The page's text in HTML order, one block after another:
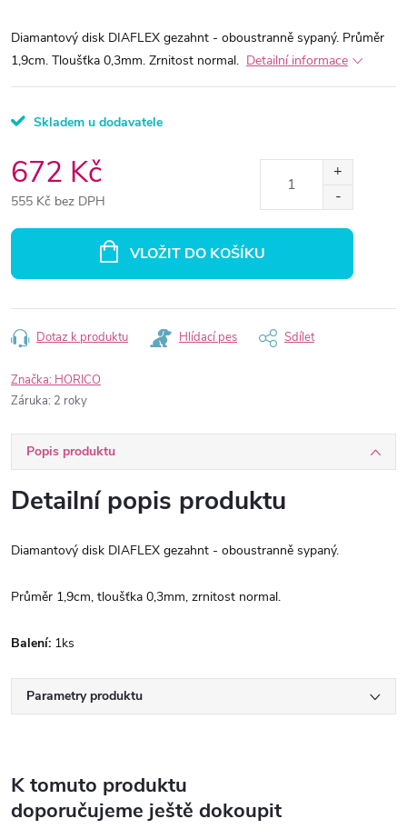
Diamantový disk DIAFLEX gezahnt - oboustranně sypaný. Průměr
1,9cm. Tloušťka 0,3mm. Zrnitost normal. Detailní informace
Skladem u dodavatele
672 Kč
555 Kč bez DPH
VLOŽIT DO KOŠÍKU
Dotaz k produktu Hlídací pes Sdílet
Značka: HORICO
Záruka: 2 roky
Popis produktu
Detailní popis produktu
Diamantový disk DIAFLEX gezahnt - oboustranně sypaný.
Průměr 1,9cm, tloušťka 0,3mm, zrnitost normal.
Balení: 1ks
Parametry produktu
K tomuto produktu
doporučujeme ještě dokoupit